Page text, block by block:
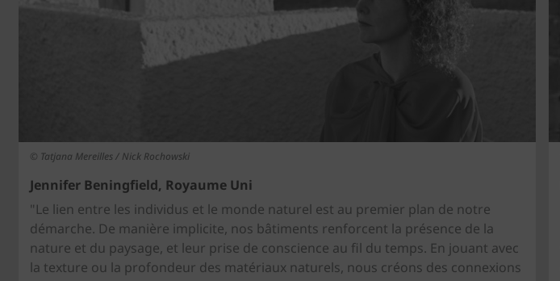
© Tatjana Mereilles / Nick Rochowski
Jennifer Beningfield, Royaume Uni
"Le lien entre les individus et le monde naturel est au premier plan de notre
démarche. De manière implicite, nos bâtiments renforcent la présence de la
nature et du paysage, et leur prise de conscience au fil du temps. En jouant avec
la texture ou la profondeur des matériaux naturels, nous créons des connexions